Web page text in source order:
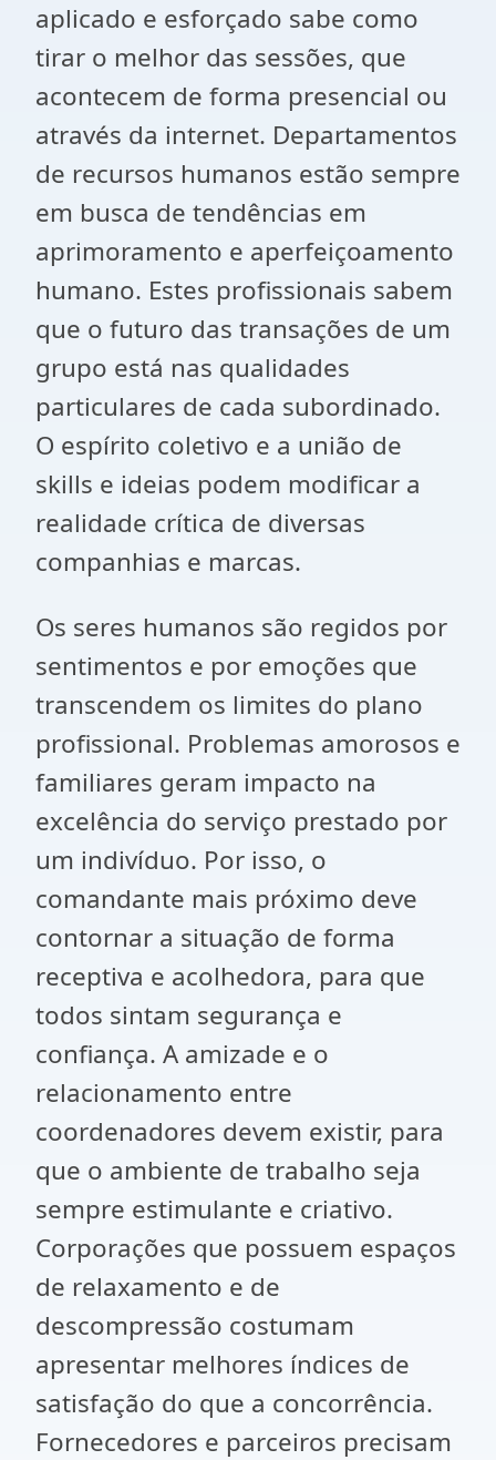
aplicado e esforçado sabe como
tirar o melhor das sessões, que
acontecem de forma presencial ou
através da internet. Departamentos
de recursos humanos estão sempre
em busca de tendências em
aprimoramento e aperfeiçoamento
humano. Estes profissionais sabem
que o futuro das transações de um
grupo está nas qualidades
particulares de cada subordinado.
O espírito coletivo e a união de
skills e ideias podem modificar a
realidade crítica de diversas
companhias e marcas.
Os seres humanos são regidos por
sentimentos e por emoções que
transcendem os limites do plano
profissional. Problemas amorosos e
familiares geram impacto na
excelência do serviço prestado por
um indivíduo. Por isso, o
comandante mais próximo deve
contornar a situação de forma
receptiva e acolhedora, para que
todos sintam segurança e
confiança. A amizade e o
relacionamento entre
coordenadores devem existir, para
que o ambiente de trabalho seja
sempre estimulante e criativo.
Corporações que possuem espaços
de relaxamento e de
descompressão costumam
apresentar melhores índices de
satisfação do que a concorrência.
Fornecedores e parceiros precisam